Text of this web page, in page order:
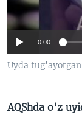
VIDEO
XABARLAR
TELEGRAM
TWITTER
0:00
Uyda
AQShda o’z